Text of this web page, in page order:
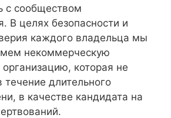
с сообществом
В целях безопасности и
каждого владельца мы
некоммерческую
которая не
длительного
в качестве кандидата на